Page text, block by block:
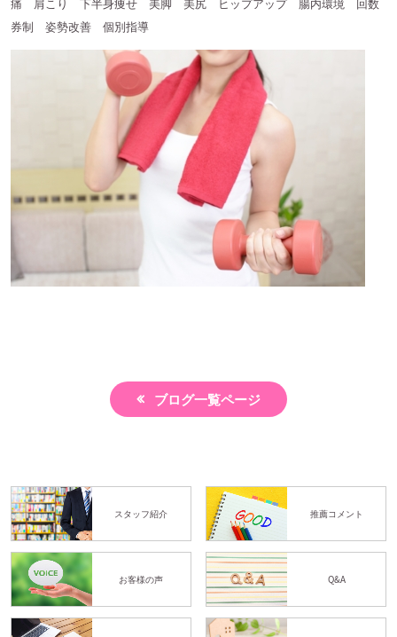
券制 姿勢改善 個別指導
ブログ一覧ページ
スタッフ紹介 推薦コメント
お客様の声 Q&A